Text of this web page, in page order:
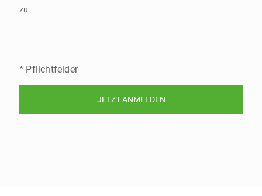
zu.
* Pflichtfelder